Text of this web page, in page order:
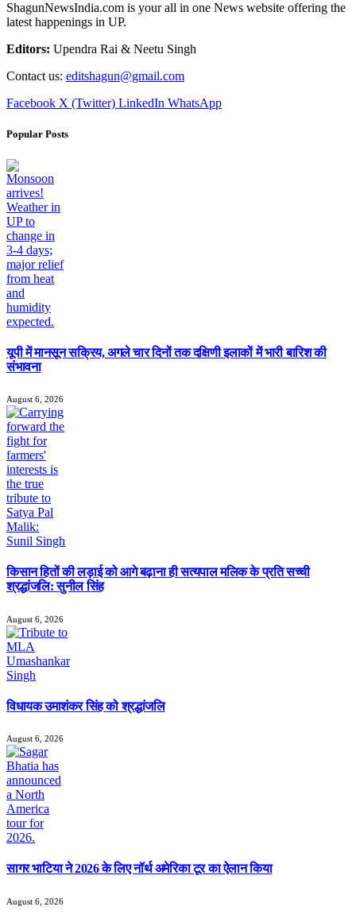
ShagunNewsIndia.com is your all in one News website offering the
latest happenings in UP.
Editors: Upendra Rai & Neetu Singh
Contact us: editshagun@gmail.com
Facebook X (Twitter) LinkedIn WhatsApp
Popular Posts
यूपी में मानसून सक्रिय, अगले चार दिनों तक दक्षिणी इलाकों में भारी बारिश की
संभावना
August 6, 2026
किसान हितों की लड़ाई को आगे बढ़ाना ही सत्यपाल मलिक के प्रति सच्ची
श्रद्धांजलि: सुनील सिंह
August 6, 2026
विधायक उमाशंकर सिंह को श्रद्धांजलि
August 6, 2026
सागर भाटिया ने 2026 के लिए नॉर्थ अमेरिका टूर का ऐलान किया
August 6, 2026